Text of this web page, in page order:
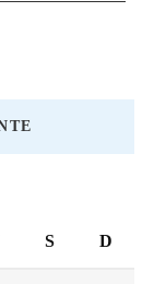
S D